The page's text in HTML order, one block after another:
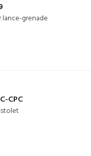
lance-grenade
CPC